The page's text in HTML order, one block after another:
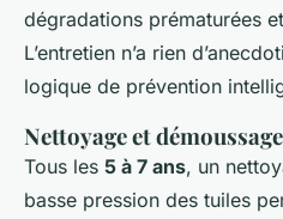
dégradations prématurées
L’entretien n’a rien
logique de prévention
Nettoyage et
Tous les 5 à 7 ans, un
basse pression des tuiles